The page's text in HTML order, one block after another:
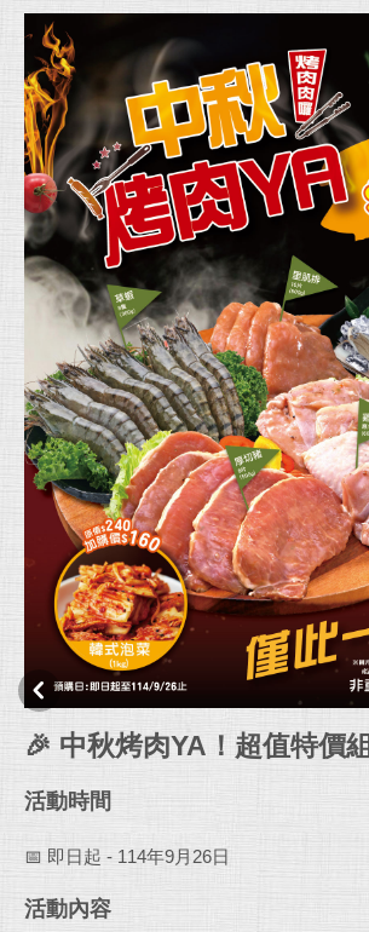
🎉 中秋烤肉YA！超值特價組
活動時間
📅 即日起 - 114年9月26日
活動內容